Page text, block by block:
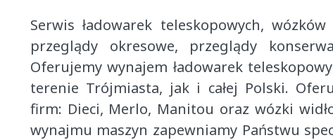
Serwis ładowarek teleskopowych,
przeglądy okresowe, przeglądy
Oferujemy wynajem ładowarek
terenie Trójmiasta, jak i całej Polski.
firm: Dieci, Merlo, Manitou oraz wózki
wynajmu maszyn zapewniamy Państwu